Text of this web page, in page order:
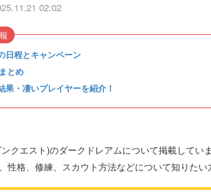
02:02
日程とキャンペーン
とめ
果・凄いプレイヤーを紹介！
クエスト)のダークドレアムについて掲載してい
性格、修練、スカウト方法などについて知りたい